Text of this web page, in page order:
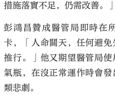
措施落實不足，仍需改善。」
彭鴻昌贊成醫管局即時在
卡，「人命關天，任何避
推行。」他又期望醫管局
氣瓶，在沒正常運作時會
類悲劇。